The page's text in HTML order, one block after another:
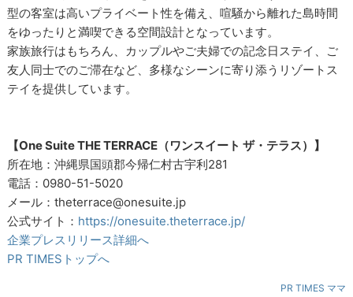
型の客室は高いプライベート性を備え、喧騒から離れた島時間
をゆったりと満喫できる空間設計となっています。
家族旅行はもちろん、カップルやご夫婦での記念日ステイ、ご
友人同士でのご滞在など、多様なシーンに寄り添うリゾートス
テイを提供しています。
【One Suite THE TERRACE（ワンスイート ザ・テラス）】
所在地：沖縄県国頭郡今帰仁村古宇利281
電話：0980-51-5020
メール：theterrace@onesuite.jp
公式サイト： https://onesuite.theterrace.jp/
企業プレスリリース詳細へ
PR TIMESトップへ
PR TIMES ママ